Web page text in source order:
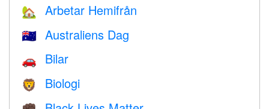
🏡 Arbetar Hemifrån
🇦🇺 Australiens Dag
🚗 Bilar
🦁 Biologi